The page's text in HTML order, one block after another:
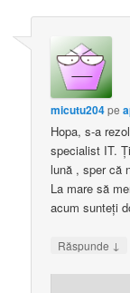
micutu204pe
Hopa, s-a
specialist IT.
lună , sper că
La mare să
acum sunteţi
Răspunde ↓